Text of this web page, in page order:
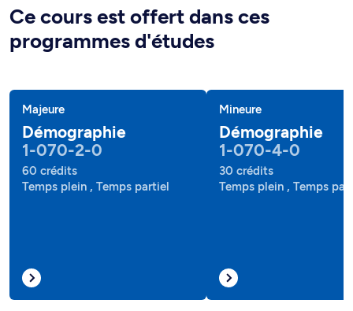
Ce cours est offert dans ces
programmes d'études
Majeure
Démographie
1-070-2-0
60 crédits
Temps plein , Temps partiel
Mineure
Démographie
1-070-4-0
30 crédits
Temps plein , Temps